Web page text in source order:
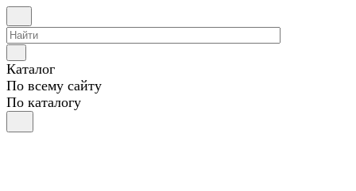
Каталог
По всему сайту
По каталогу